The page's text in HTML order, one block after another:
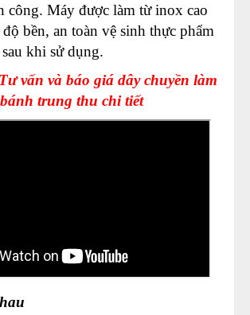
công. Máy được làm từ inox cao
bền, an toàn vệ sinh thực phẩm
khi sử dụng.
vấn và báo giá dây chuyền làm
bánh trung thu chi tiết